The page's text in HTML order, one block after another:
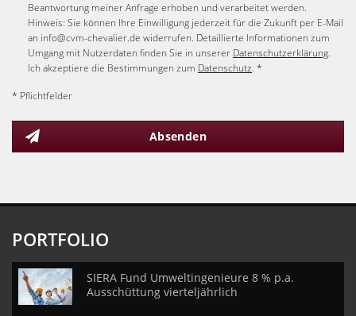
Beantwortung meiner Anfrage erhoben und verarbeitet werden.
Hinweis: Sie können Ihre Einwilligung jederzeit für die Zukunft per E-Mail
an info@cvm-chevalier.de widerrufen. Detaillierte Informationen zum
Umgang mit Nutzerdaten finden Sie in unserer Datenschutzerklärung.
Ich akzeptiere die Bestimmungen zum Datenschutz. *
* Pflichtfelder
Absenden
PORTFOLIO
SIERA Fund Umweltingenieure 8 % p.a.
Ausschüttung vierteljährlich